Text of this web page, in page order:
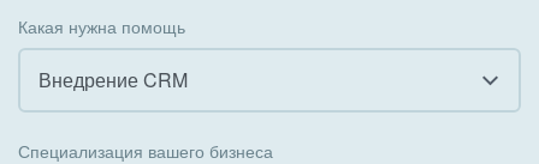
Какая нужна помощь
Внедрение CRM
Специализация вашего бизнеса